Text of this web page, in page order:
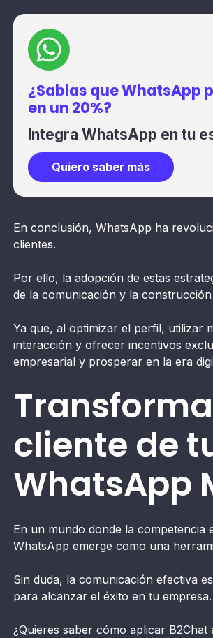
¿Sabias que WhatsApp
en un 20%?
Integra WhatsApp en tu
Quiero saber más
En conclusión, WhatsApp ha
clientes.
Por ello, la adopción de estas
de la comunicación y la
Ya que, al optimizar el perfil, utilizar
interacción y ofrecer incentivos
empresarial y prosperar en la era
cliente de
WhatsApp
En un mundo donde la competencia
WhatsApp emerge como una
Sin duda, la comunicación efectiva
para alcanzar el éxito en tu empresa.
¿Quieres saber cómo aplicar B2Chat